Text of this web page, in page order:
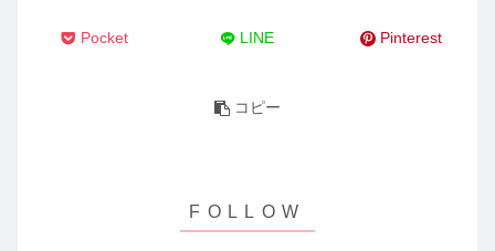
Pocket LINE Pinterest
コピー